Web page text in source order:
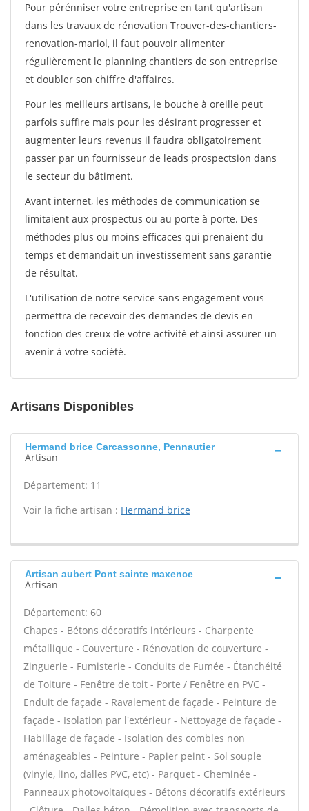
Pour pérénniser votre entreprise en tant qu'artisan
dans les travaux de rénovation Trouver-des-chantiers-
renovation-mariol, il faut pouvoir alimenter
régulièrement le planning chantiers de son entreprise
et doubler son chiffre d'affaires.
Pour les meilleurs artisans, le bouche à oreille peut
parfois suffire mais pour les désirant progresser et
augmenter leurs revenus il faudra obligatoirement
passer par un fournisseur de leads prospectsion dans
le secteur du bâtiment.
Avant internet, les méthodes de communication se
limitaient aux prospectus ou au porte à porte. Des
méthodes plus ou moins efficaces qui prenaient du
temps et demandait un investissement sans garantie
de résultat.
L'utilisation de notre service sans engagement vous
permettra de recevoir des demandes de devis en
fonction des creux de votre activité et ainsi assurer un
avenir à votre société.
Artisans Disponibles
Hermand brice Carcassonne, Pennautier
Artisan
Département: 11
Voir la fiche artisan : Hermand brice
Artisan aubert Pont sainte maxence
Artisan
Département: 60
Chapes - Bétons décoratifs intérieurs - Charpente
métallique - Couverture - Rénovation de couverture -
Zinguerie - Fumisterie - Conduits de Fumée - Étanchéité
de Toiture - Fenêtre de toit - Porte / Fenêtre en PVC -
Enduit de façade - Ravalement de façade - Peinture de
façade - Isolation par l'extérieur - Nettoyage de façade -
Habillage de façade - Isolation des combles non
aménageables - Peinture - Papier peint - Sol souple
(vinyle, lino, dalles PVC, etc) - Parquet - Cheminée -
Panneaux photovoltaïques - Bétons décoratifs extérieurs